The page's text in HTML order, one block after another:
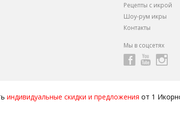
Рецепты с икрой
Шоу-рум икры
Контакты
Мы в соцсетях
индивидуальные скидки и предложения от 1